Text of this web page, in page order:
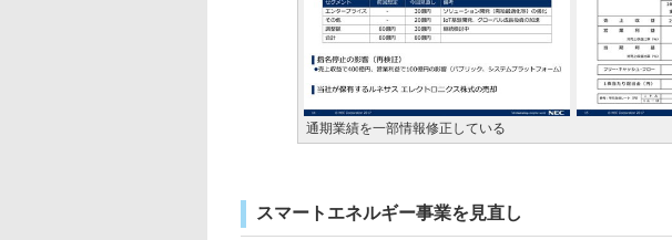
通期業績を一部情報修正している
スマートエネルギー事業を見直し